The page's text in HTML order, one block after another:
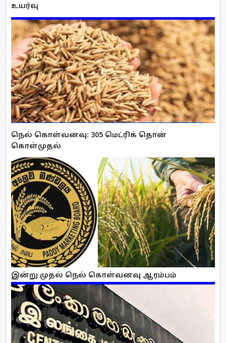
உயர்வு
நெல் கொள்வனவு: 305 மெட்ரிக் தொன்
கொள்முதல்
இன்று முதல் நெல் கொள்வனவு ஆரம்பம்